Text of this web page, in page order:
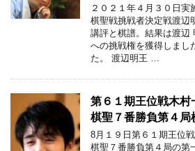
２０２１年４月３０日実
棋聖戦挑戦者決定戦渡辺
講評と棋譜。結果は渡辺
への挑戦権を獲得しまし
た。 渡辺明王 …
第６１期王位戦木村
棋聖７番勝負第４局
8月１９日第６１期王位
棋聖７番勝負第４局の第